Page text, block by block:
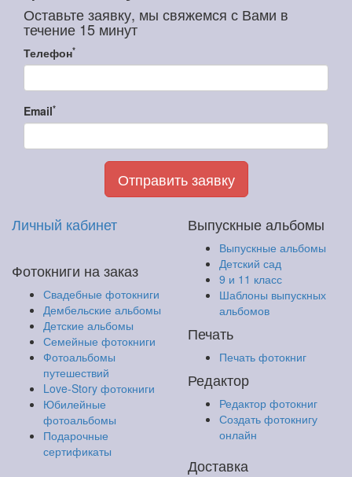
Оставьте заявку, мы свяжемся с Вами в
течение 15 минут
Телефон*
Email*
Отправить заявку
Личный кабинет
Фотокниги на заказ
Свадебные фотокниги
Дембельские альбомы
Детские альбомы
Семейные фотокниги
Фотоальбомы
путешествий
Love-Story фотокниги
Юбилейные
фотоальбомы
Подарочные
сертификаты
Выпускные альбомы
Выпускные альбомы
Детский сад
9 и 11 класс
Шаблоны выпускных
альбомов
Печать
Печать фотокниг
Редактор
Редактор фотокниг
Создать фотокнигу
онлайн
Доставка